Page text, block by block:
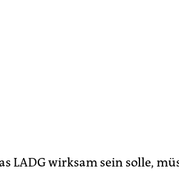
LADG wirksam sein solle,